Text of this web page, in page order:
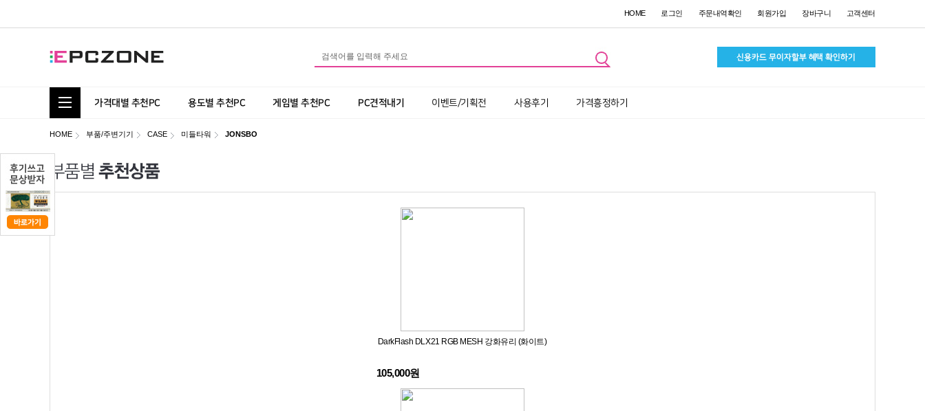
HOME 로그인 주문내역확인 회원가입 장바구니 고객센터
통합 카테고리 보기
가격대별 추천PC 용도별 추천PC 게임별 추천PC PC견적내기 이벤트/기획전 사용후기 가격흥정하기
HOME 부품/주변기기 CASE 미들타워 JONSBO
DarkFlash DLX21 RGB MESH 강화유리 (화이트)
105,000원